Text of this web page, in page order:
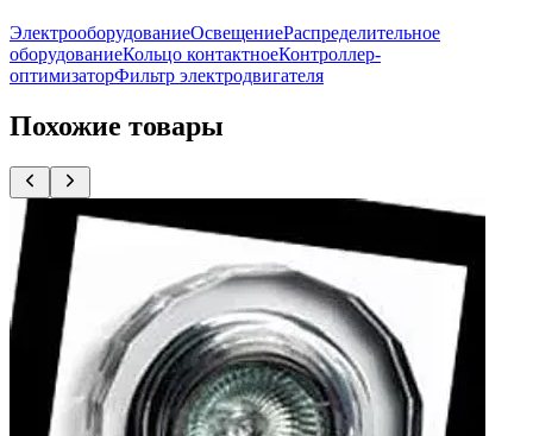
ЭлектрооборудованиеОсвещениеРаспределительное
оборудованиеКольцо контактноеКонтроллер-
оптимизаторФильтр электродвигателя
Похожие товары